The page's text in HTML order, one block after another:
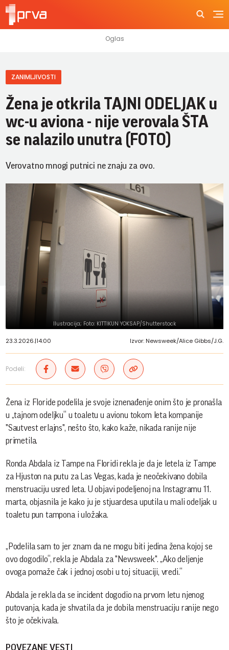
ZANIMLJIVOSTI
Žena je otkrila TAJNI ODELJAK u
wc-u aviona - nije verovala ŠTA
se nalazilo unutra (FOTO)
Verovatno mnogi putnici ne znaju za ovo.
Ilustracija; Foto: KITTIKUN YOKSAP/Shutterstock
23.3.2026.|14:00 Izvor: Newsweek/Alice Gibbs/J.G.
Podeli:
Žena iz Floride podelila je svoje iznenađenje onim što je pronašla
u „tajnom odeljku“ u toaletu u avionu tokom leta kompanije
"Sautvest erlajns", nešto što, kako kaže, nikada ranije nije
primetila.
Ronda Abdala iz Tampe na Floridi rekla je da je letela iz Tampe
za Hjuston na putu za Las Vegas, kada je neočekivano dobila
menstruaciju usred leta. U objavi podeljenoj na Instagramu 11.
marta, objasnila je kako ju je stjuardesa uputila u mali odeljak u
toaletu pun tampona i uložaka.
„Podelila sam to jer znam da ne mogu biti jedina žena kojoj se
ovo dogodilo“, rekla je Abdala za "Newsweek". „Ako deljenje
ovoga pomaže čak i jednoj osobi u toj situaciji, vredi.“
Abdala je rekla da se incident dogodio na prvom letu njenog
putovanja, kada je shvatila da je dobila menstruaciju ranije nego
što je očekivala.
POVEZANE VESTI